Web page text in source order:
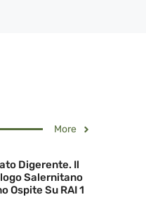
More
Digerente. Il
Salernitano
Ospite Su RAI 1